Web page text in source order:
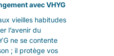
avec VHYG
vieilles habitudes
l’avenir du
ne se contente
; il protège vos